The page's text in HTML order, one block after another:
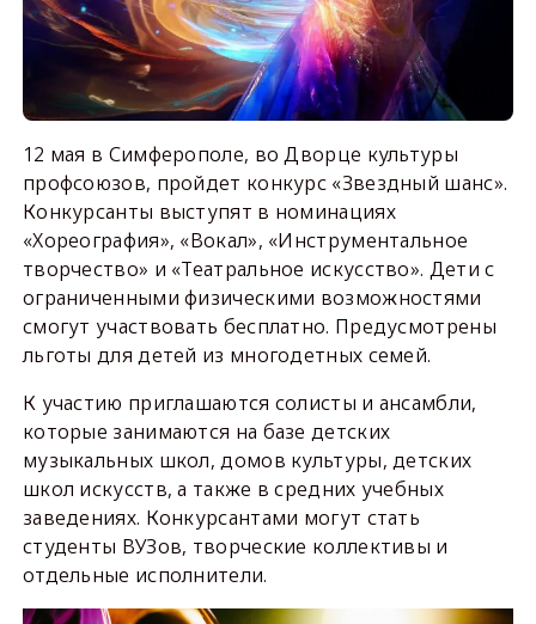
12 мая в Симферополе, во Дворце культуры
профсоюзов, пройдет конкурс «Звездный шанс».
Конкурсанты выступят в номинациях
«Хореография», «Вокал», «Инструментальное
творчество» и «Театральное искусство». Дети с
ограниченными физическими возможностями
смогут участвовать бесплатно. Предусмотрены
льготы для детей из многодетных семей.
К участию приглашаются солисты и ансамбли,
которые занимаются на базе детских
музыкальных школ, домов культуры, детских
школ искусств, а также в средних учебных
заведениях. Конкурсантами могут стать
студенты ВУЗов, творческие коллективы и
отдельные исполнители.